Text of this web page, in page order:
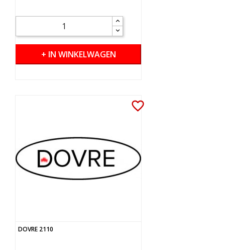
+ IN WINKELWAGEN
favorite_border
DOVRE 2110